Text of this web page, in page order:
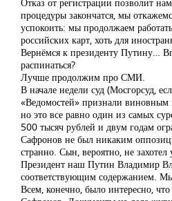
процедуры закончатся, мы
успокоить: мы продолжаем
российских карт, хоть для
Вернёмся к президенту Путину…
распинаться?
Лучше продолжим про СМИ.
В начале недели суд (Мосгорсуд,
«Ведомостей» признали
но это все равно один из самых
500 тысяч рублей и двум годам
Сафронов не был никаким
странно. Сын, вероятно, не
Президент наш Путин Владимир
соответствующим содержанием.
Всем, конечно, было интересно,